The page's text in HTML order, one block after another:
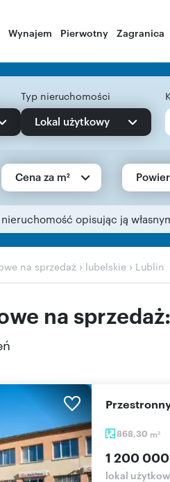
Wynajem Pierwotny Zagranica
Typ nieruchomości
Lokal użytkowy
Cena za m²
opisując ją
na sprzedaż › lubelskie › Lublin
na
868,30 m2
1 200 000
lokal